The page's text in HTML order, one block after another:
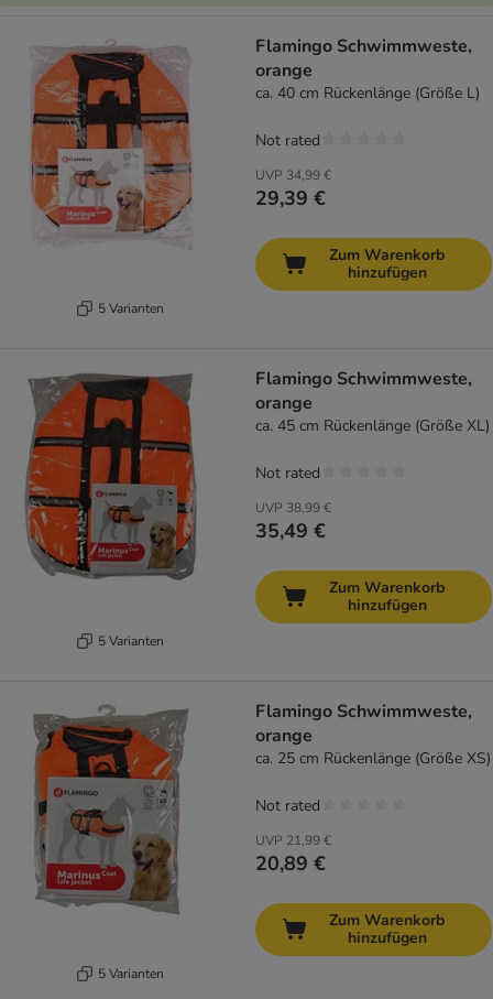
5 Varianten
Flamingo Schwimmweste,
orange
ca. 40 cm Rückenlänge (Größe L)
UVP 34,99 €
29,39 €
Not rated
Zum Warenkorb
hinzufügen
5 Varianten
Flamingo Schwimmweste,
orange
ca. 45 cm Rückenlänge (Größe XL)
UVP 38,99 €
35,49 €
Not rated
Zum Warenkorb
hinzufügen
5 Varianten
Flamingo Schwimmweste,
orange
ca. 25 cm Rückenlänge (Größe XS)
UVP 21,99 €
20,89 €
Not rated
Zum Warenkorb
hinzufügen